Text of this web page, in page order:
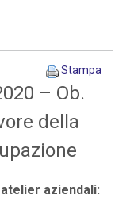
Stampa
– Ob.
della
aziendali: